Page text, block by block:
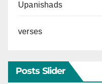
Upanishads
verses
Posts Slider